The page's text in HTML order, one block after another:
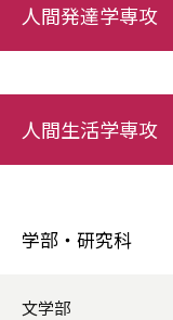
人間発達学専攻
人間生活学専攻
学部・研究科
文学部